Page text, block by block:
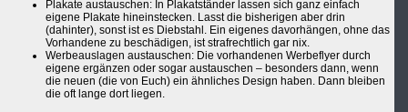
Plakate austauschen: In Plakatständer lassen sich ganz einfach
eigene Plakate hineinstecken. Lasst die bisherigen aber drin
(dahinter), sonst ist es Diebstahl. Ein eigenes davorhängen, ohne das
Vorhandene zu beschädigen, ist strafrechtlich gar nix.
Werbeauslagen austauschen: Die vorhandenen Werbeflyer durch
eigene ergänzen oder sogar austauschen – besonders dann, wenn
die neuen (die von Euch) ein ähnliches Design haben. Dann bleiben
die oft lange dort liegen.